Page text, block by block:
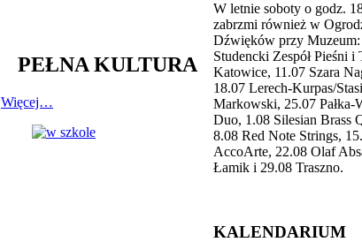
PEŁNA KULTURA
Więcej…
W letnie soboty o godz.
zabrzmi również w
Dźwięków przy
Studencki Zespół Pieśni i
Katowice, 11.07 Szara
18.07 Lerech-Kurpas/
Markowski, 25.07 Pałka-
Duo, 1.08 Silesian Brass
8.08 Red Note Strings,
AccoArte, 22.08 Olaf
Łamik i 29.08 Traszno.
KALENDARIUM